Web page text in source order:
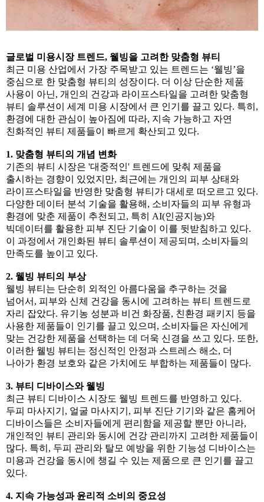
글로벌 미용시장 트렌드, 웰빙을 고려한 맞춤형 뷰티
최근 미용 산업에서 가장 주목받고 있는 트렌드는 ‘웰빙’을
중심으로 한 맞춤형 뷰티의 성장이다. 더 이상 단순한 제품
사용이 아닌, 개인의 건강과 라이프스타일을 고려한 맞춤형
뷰티 솔루션이 세계 미용 시장에서 큰 인기를 끌고 있다. 특히,
환경에 대한 관심이 높아짐에 따라, 지속 가능하고 자연
친화적인 뷰티 제품들이 빠르게 확산되고 있다.
1. 맞춤형 뷰티의 개념 변화
기존의 뷰티 시장은 '대중적인' 트렌드에 맞춰 제품을
출시하는 경향이 있었지만, 최근에는 개인의 피부 상태와
라이프스타일을 반영한 맞춤형 뷰티가 대세로 떠오르고 있다.
다양한 데이터 분석 기술을 활용해, 소비자들의 피부 유형과
환경에 맞춘 제품이 추천되고, 특히 AI(인공지능)와
빅데이터를 활용한 피부 진단 기술이 이를 뒷받침하고 있다.
이 과정에서 개인화된 뷰티 솔루션이 제공되며, 소비자들의
만족도를 높이고 있다.
2. 웰빙 뷰티의 부상
웰빙 뷰티는 단순히 외적인 아름다움을 추구하는 것을
넘어서, 피부와 신체 건강을 동시에 고려하는 뷰티 트렌드로
자리 잡았다. 유기농 성분과 비건 화장품, 친환경 패키지 등을
사용한 제품들이 인기를 끌고 있으며, 소비자들은 자신에게
맞는 건강한 제품을 선택하는 데 더욱 신경을 쓰고 있다. 또한,
이러한 웰빙 뷰티는 정신적인 안정과 스트레스 해소, 더
나아가 환경 보호와 같은 가치에도 부합하는 제품들이 많다.
3. 뷰티 디바이스와 웰빙
최근 뷰티 디바이스 시장도 웰빙 트렌드를 반영하고 있다.
두피 마사지기, 얼굴 마사지기, 피부 진단 기기와 같은 홈케어
디바이스들은 소비자들에게 편리함을 제공할 뿐만 아니라,
개인적인 뷰티 관리와 동시에 건강 관리까지 고려한 제품들이
많다. 특히, 두피 관리와 탈모 예방을 위한 기능성 디바이스는
미용과 건강을 동시에 챙길 수 있는 제품으로 큰 인기를 끌고
있다.
4. 지속 가능성과 윤리적 소비의 중요성